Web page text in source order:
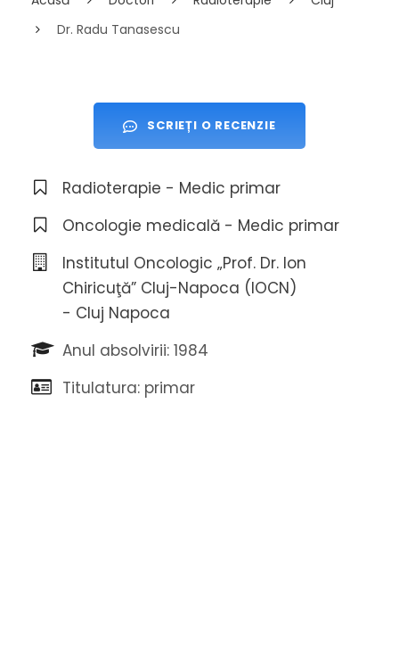
Dr. Radu Tanasescu
SCRIEȚI O RECENZIE
Radioterapie - Medic primar
Oncologie medicală - Medic primar
Institutul Oncologic „Prof. Dr. Ion
Chiricuţă” Cluj-Napoca (IOCN)
- Cluj Napoca
Anul absolvirii: 1984
Titulatura: primar